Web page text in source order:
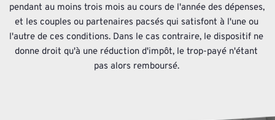
pendant au moins trois mois au cours de l'année des dépenses,
et les couples ou partenaires pacsés qui satisfont à l'une ou
l'autre de ces conditions. Dans le cas contraire, le dispositif ne
donne droit qu'à une réduction d'impôt, le trop-payé n'étant
pas alors remboursé.